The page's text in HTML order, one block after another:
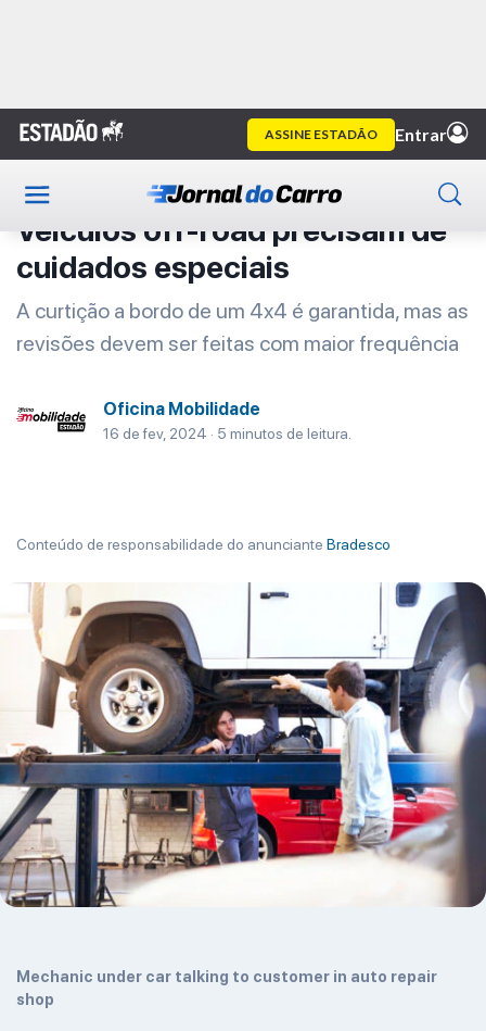
Oficina Mobilidade
Veículos off-road precisam de
cuidados especiais
A curtição a bordo de um 4x4 é garantida, mas as
revisões devem ser feitas com maior frequência
Oficina Mobilidade
16 de fev, 2024 · 5 minutos de leitura.
Conteúdo de responsabilidade do anunciante Bradesco
" >
Mechanic under car talking to customer in auto repair
shop